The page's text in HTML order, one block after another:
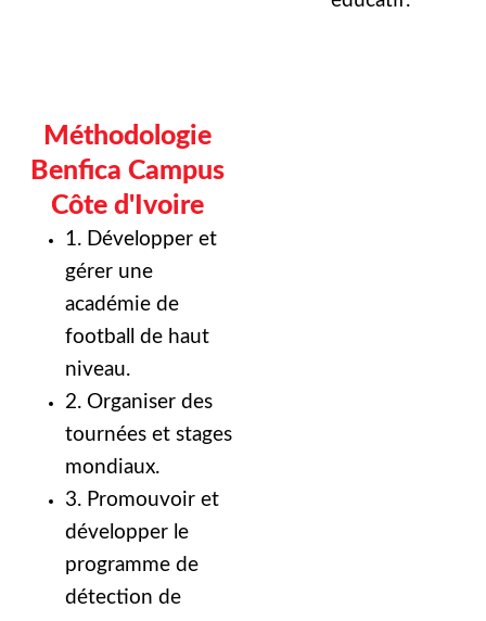
Méthodologie
Benfica Campus
Côte d'Ivoire
1. Développer et
gérer une
académie de
football de haut
niveau.
2. Organiser des
tournées et stages
mondiaux.
3. Promouvoir et
développer le
programme de
détection de